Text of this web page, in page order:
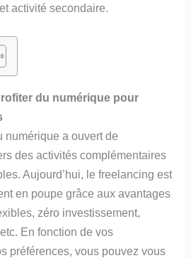
activité secondaire.
du numérique pour
numérique a ouvert de
des activités complémentaires
Aujourd’hui, le freelancing est
en poupe grâce aux avantages
zéro investissement,
En fonction de vos
préférences, vous pouvez vous